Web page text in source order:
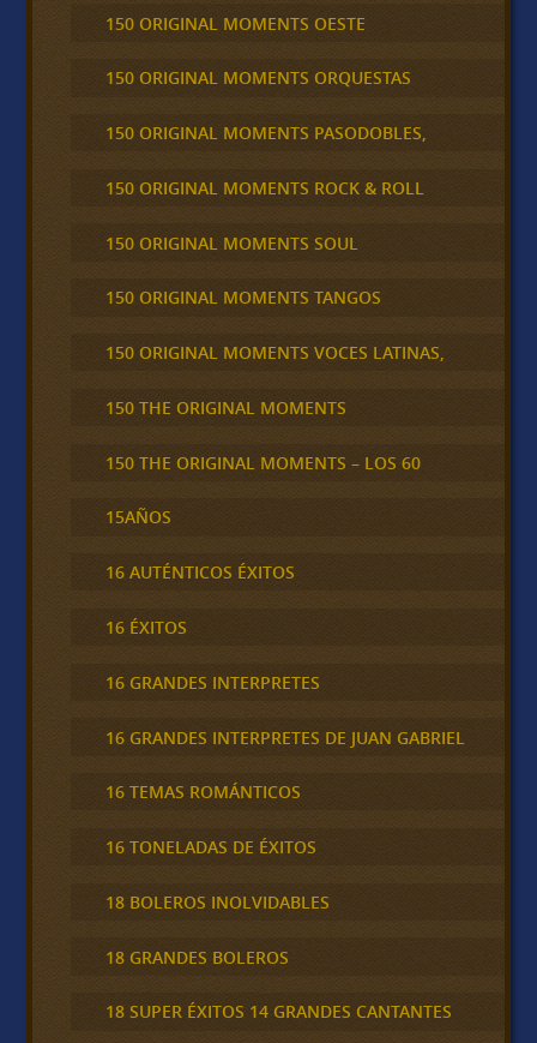
150 ORIGINAL MOMENTS OESTE
150 ORIGINAL MOMENTS ORQUESTAS
150 ORIGINAL MOMENTS PASODOBLES,
150 ORIGINAL MOMENTS ROCK & ROLL
150 ORIGINAL MOMENTS SOUL
150 ORIGINAL MOMENTS TANGOS
150 ORIGINAL MOMENTS VOCES LATINAS,
150 THE ORIGINAL MOMENTS
150 THE ORIGINAL MOMENTS – LOS 60
15AÑOS
16 AUTÉNTICOS ÉXITOS
16 ÉXITOS
16 GRANDES INTERPRETES
16 GRANDES INTERPRETES DE JUAN GABRIEL
16 TEMAS ROMÁNTICOS
16 TONELADAS DE ÉXITOS
18 BOLEROS INOLVIDABLES
18 GRANDES BOLEROS
18 SUPER ÉXITOS 14 GRANDES CANTANTES